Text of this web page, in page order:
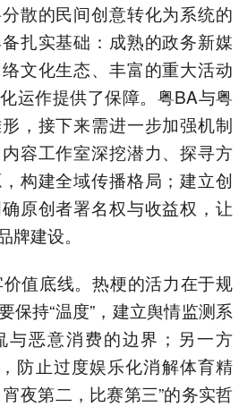
散的民间创意转化为系统的
扎实基础：成熟的政务新媒
文化生态、丰富的重大活动
运作提供了保障。粤BA与粤
，接下来需进一步加强机制
容工作室深挖潜力、探寻方
构建全域传播格局；建立创
原创者署名权与收益权，让
牌建设。
值底线。热梗的活力在于规
保持“温度”，建立舆情监测系
与恶意消费的边界；另一方
防止过度娱乐化消解体育精
夜第二，比赛第三”的务实哲